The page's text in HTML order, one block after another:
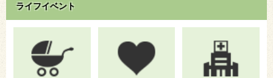
ライフイベント